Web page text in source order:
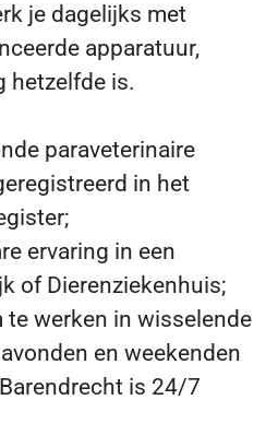
je dagelijks met
apparatuur,
hetzelfde is.
paraveterinaire
in het
ervaring in een
of Dierenziekenhuis;
werken in wisselende
en weekenden
is 24/7